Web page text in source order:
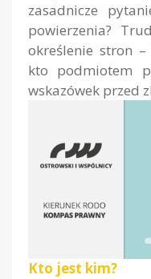
zasadnicze
powierzenia?
określenie stron
kto podmiotem
wskazówek przed
Kto jest kim?